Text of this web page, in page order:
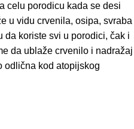
celu porodicu kada se desi
u vidu crvenila, osipa, svraba
da koriste svi u porodici, čak i
da ublaže crvenilo i nadražaj
odlična kod atopijskog